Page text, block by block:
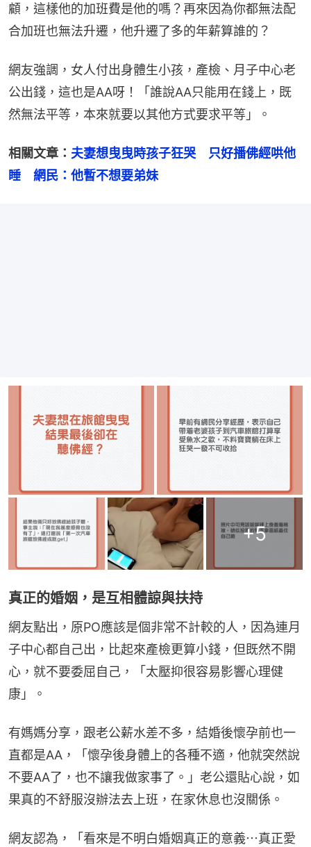
顧，這樣他的加班費是他的嗎？再來因為你都無法配
合加班也無法升遷，他升遷了多的年薪算誰的？
網友強調，女人付出身體生小孩，產檢、月子中心老
公出錢，這也是AA呀！「誰說AA只能用在錢上，既
然無法平等，本來就要以其他方式要求平等」。
相關文章： 夫妻想曳曳時孩子狂哭　只好播佛經哄他
睡　網民：他暫不想要弟妹
+5
真正的婚姻，是互相體諒與扶持
網友點出，原PO應該是個非常不計較的人，因為連月
子中心都自己出，比起來產檢更算小錢，但既然不開
心，就不要委屈自己，「太壓抑很容易影響心理健
康」。
有媽媽分享，跟老公薪水差不多，結婚後懷孕前也一
直都是AA，「懷孕後身體上的各種不適，他就突然說
不要AA了，也不讓我做家事了。」老公還貼心說，如
果真的不舒服沒辦法去上班，在家休息也沒關係。
網友認為，「看來是不明白婚姻真正的意義⋯真正愛